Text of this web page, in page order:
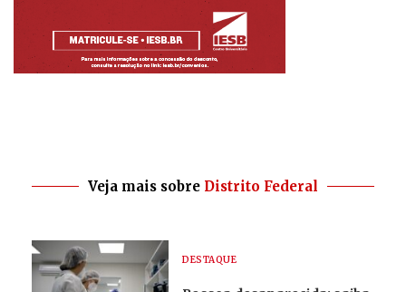
Veja mais sobre Distrito Federal
DESTAQUE